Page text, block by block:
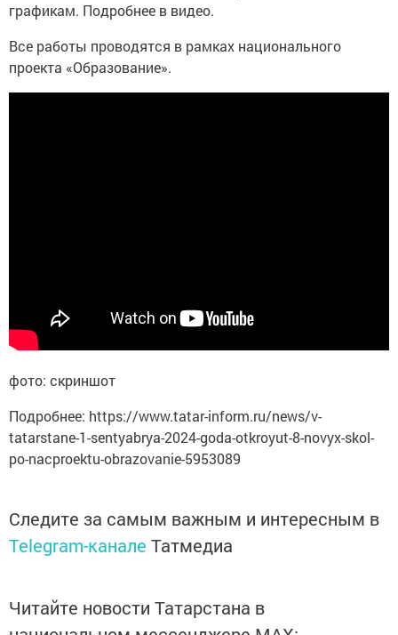
графикам. Подробнее в видео.
Все работы проводятся в рамках национального
проекта «Образование».
фото: скриншот
Подробнее: https://www.tatar-inform.ru/news/v-
tatarstane-1-sentyabrya-2024-goda-otkroyut-8-novyx-skol-
po-nacproektu-obrazovanie-5953089
Следите за самым важным и интересным в
Telegram-канале Татмедиа
Читайте новости Татарстана в